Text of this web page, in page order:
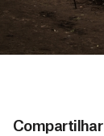
Compartilhar